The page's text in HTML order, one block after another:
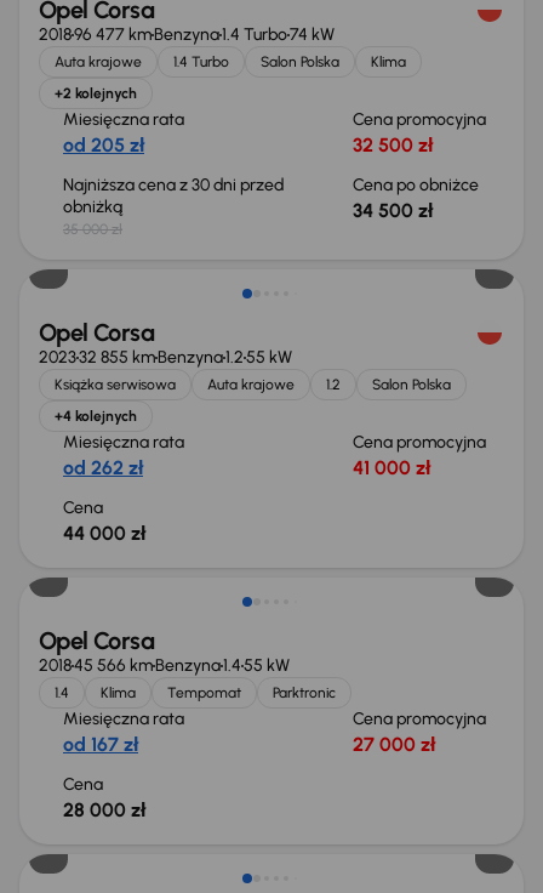
Opel Corsa
201896 477 kmBenzyna1.4 Turbo74 kW
Auta krajowe 1.4 Turbo Salon Polska
Klima
+2 kolejnych
Miesięczna rata
od 205 zł
Cena promocyjna
32 500 zł
Najniższa cena z 30 dni przed
obniżką
35 000 zł
Cena po obniżce
34 500 zł
Opel Corsa
202332 855 kmBenzyna1.255 kW
Książka serwisowa Auta krajowe 1.2
Salon Polska
+4 kolejnych
Miesięczna rata
od 262 zł
Cena promocyjna
41 000 zł
Cena
44 000 zł
Opel Corsa
201845 566 kmBenzyna1.455 kW
1.4 Klima Tempomat Parktronic
Miesięczna rata
od 167 zł
Cena promocyjna
27 000 zł
Cena
28 000 zł